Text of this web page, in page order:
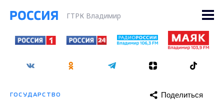
ГТРК Владимир
ГОСУДАРСТВО Поделиться